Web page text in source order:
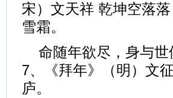
宋）文天祥 乾坤空落
雪霜。
命随年欲尽，身与
7、《拜年》（明）文
庐。